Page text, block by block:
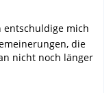
entschuldige mich
die
nicht noch länger